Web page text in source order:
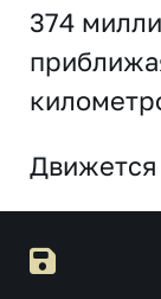
374
Движется